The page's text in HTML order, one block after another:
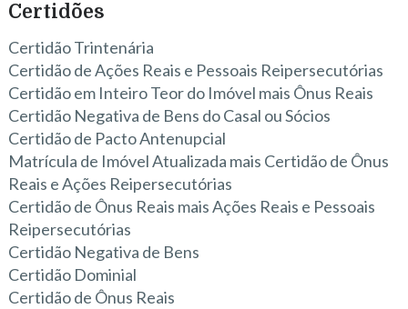
Certidões
Certidão Trintenária
Certidão de Ações Reais e Pessoais Reipersecutórias
Certidão em Inteiro Teor do Imóvel mais Ônus Reais
Certidão Negativa de Bens do Casal ou Sócios
Certidão de Pacto Antenupcial
Matrícula de Imóvel Atualizada mais Certidão de Ônus
Reais e Ações Reipersecutórias
Certidão de Ônus Reais mais Ações Reais e Pessoais
Reipersecutórias
Certidão Negativa de Bens
Certidão Dominial
Certidão de Ônus Reais